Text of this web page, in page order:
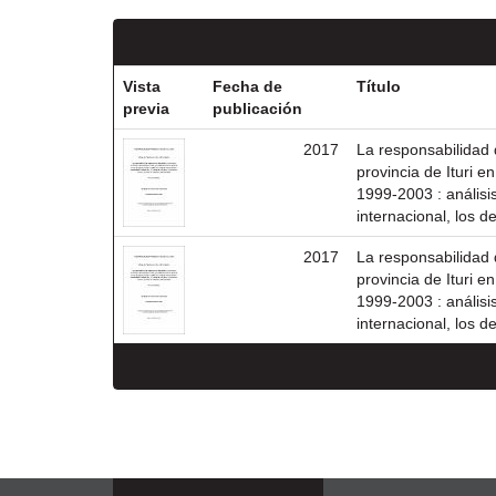
Vista
previa
Fecha de
publicación
Título
2017
La responsabilidad
provincia de Ituri
1999-2003 :
internacional, los
2017
La responsabilidad
provincia de Ituri
1999-2003 :
internacional, los